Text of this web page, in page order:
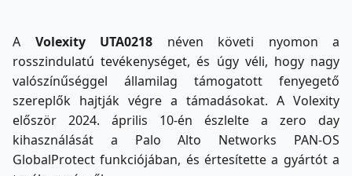
A Volexity UTA0218 néven követi nyomon a
rosszindulatú tevékenységet, és úgy véli, hogy nagy
valószínűséggel államilag támogatott fenyegető
szereplők hajtják végre a támadásokat. A Volexity
először 2024. április 10-én észlelte a zero day
kihasználását a Palo Alto Networks PAN-OS
GlobalProtect funkciójában, és értesítette a gyártót a